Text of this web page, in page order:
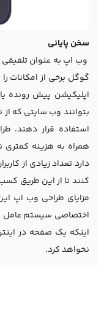
سخن پایانی
وب اپ به عنوان
گوگل برخی از امکانات
بتوانند وب سایتی که از
استفاده قرار دهند.
همراه به هزینه کمتری
دارد تعداد زیادی از
کنند تا از این طریق
مزایای طراحی وب اپ
اختصاصی سیستم عامل
اینکه یک صفحه در
نخواهد کرد.